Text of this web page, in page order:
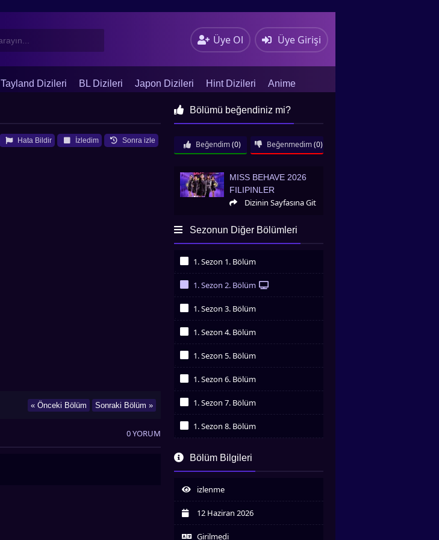
Üye Ol Üye Girişi
Tayland Dizileri BL Dizileri Japon Dizileri Hint Dizileri Anime
Sonra izle
İzledim
Hata Bildir
Sonraki Bölüm »
« Önceki Bölüm
Bölümü beğendiniz mi?
Beğendim (0) Beğenmedim (0)
Miss Behave 2026 Filipinler
MISS BEHAVE 2026
FILIPINLER
Dizinin Sayfasına Git
Sezonun Diğer Bölümleri
1. Sezon 1. Bölüm
1. Sezon 2. Bölüm
1. Sezon 3. Bölüm
1. Sezon 4. Bölüm
1. Sezon 5. Bölüm
1. Sezon 6. Bölüm
1. Sezon 7. Bölüm
1. Sezon 8. Bölüm
İzledim
İzledim
1. Sezon 10. Bölüm
Bölüm Bilgileri
izlenme
12 Haziran 2026
Girilmedi
0 YORUM